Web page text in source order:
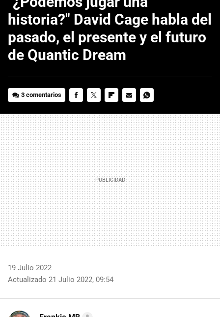
historia?" David Cage habla del
pasado, el presente y el futuro
de Quantic Dream
3 comentarios
MAIL
19 Julio 2022
Actualizado 21 Julio 2022, 09:54